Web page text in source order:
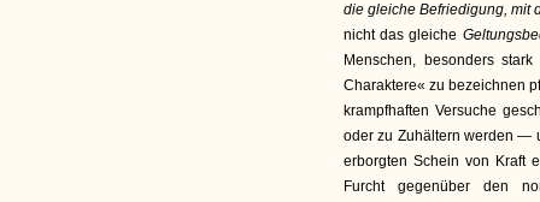
die gleiche Befriedigung, mit
nicht das gleiche
Menschen, besonders
Charaktere« zu bezeichnen
krampfhaften Versuche
oder zu Zuhältern werden —
erborgten Schein von Kraft
Furcht gegenüber den